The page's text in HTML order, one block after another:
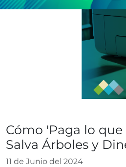
Cómo 'Paga lo
Salva Árboles y
11 de Junio del 2024